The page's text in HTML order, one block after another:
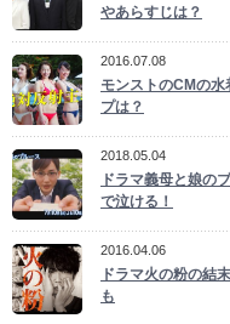
やあらすじは？
2016.07.08
モンストのCMの
プは？
2018.05.04
ドラマ義母と娘の
で泣ける！
2016.04.06
ドラマ火の粉の結
も